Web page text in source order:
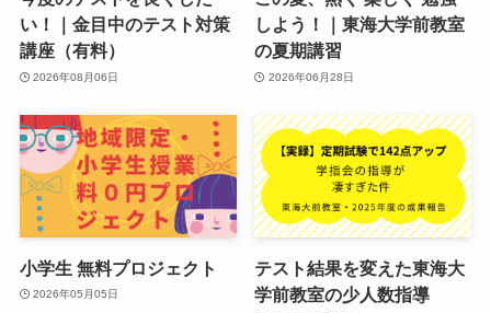
い！｜金目中のテスト対策
講座（有料）
2026年08月06日
しよう！｜東海大学前教室
の夏期講習
2026年06月28日
小学生 無料プロジェクト
2026年05月05日
テスト結果を変えた東海大
学前教室の少人数指導